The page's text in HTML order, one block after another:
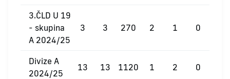
3.ČLD U 19
- skupina
A 2024/25
3 3 270 2 1 0
Divize A
2024/25
13 13 1120 1 2 0